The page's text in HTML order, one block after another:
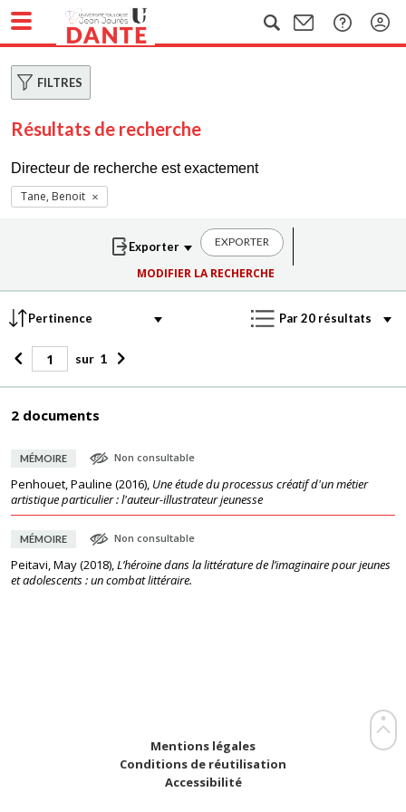
FILTRES
Résultats de recherche
Directeur de recherche est exactement
Tane, Benoit
EXPORTER
MODIFIER LA RECHERCHE
sur 1
2 documents
MÉMOIRE Non consultable
Penhouet, Pauline (2016), Une étude du processus créatif d'un métier
artistique particulier : l'auteur-illustrateur jeunesse
MÉMOIRE Non consultable
Peitavi, May(2018),L’héroïne dans la littérature de l’imaginaire pour jeunes
et adolescents : un combat littéraire.
Mentions légales
Conditions de réutilisation
Accessibilité